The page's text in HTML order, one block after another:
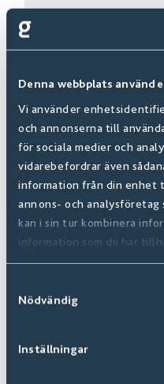
Denna webbplats
Vi använder
och annonserna till
för sociala medier och
vidarebefordrar även
information från din enhet
annons- och analysföretag
kan i sin tur kombinera
information som du har
samlat in när du har
Nödvändig
Inställningar
VINYLGULV
Egenskaper som
finner du i vårt vinylgulv
med egenskaper som